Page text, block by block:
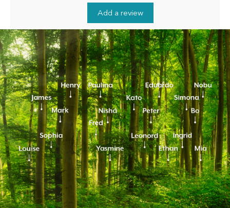
Add a review